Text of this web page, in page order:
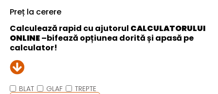
Preț la cerere
Calculează rapid cu ajutorul CALCULATORULUI
ONLINE–bifează opțiunea dorită și apasă pe
calculator!
BLAT GLAF TREPTE